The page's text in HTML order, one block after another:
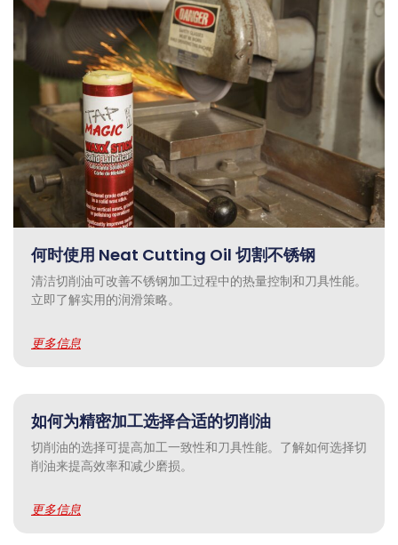
何时使用 Neat Cutting Oil 切割不锈钢
清洁切削油可改善不锈钢加工过程中的热量控制和刀具性能。
立即了解实用的润滑策略。
更多信息
如何为精密加工选择合适的切削油
切削油的选择可提高加工一致性和刀具性能。了解如何选择切
削油来提高效率和减少磨损。
更多信息